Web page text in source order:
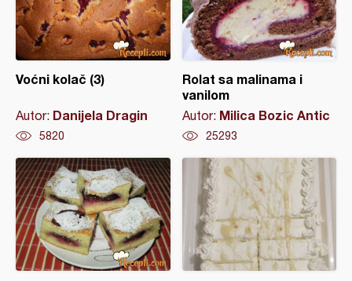
Voćni kolač (3)
Autor: Danijela Dragin
5820
Rolat sa malinama i
vanilom
Autor: Milica Bozic Antic
25293